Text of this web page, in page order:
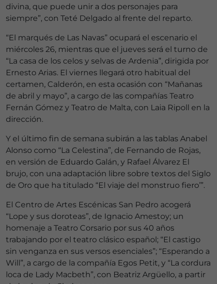
divina, que puede unir a dos personajes para
siempre”, con Teté Delgado al frente del reparto.
“El marqués de Las Navas” ocupará el escenario el
miércoles 26, mientras que el jueves será el turno de
“La casa de los celos y selvas de Ardenia”, dirigida por
Ernesto Arias. El viernes llegará otro habitual del
certamen, Calderón, en esta ocasión con “Mañanas
de abril y mayo”, a cargo de las compañías Teatro
Fernán Gómez y Teatro de Malta, con Laia Ripoll en la
dirección.
Y el último fin de semana subirán a las tablas Anabel
Alonso como “La Celestina”, de Fernando de Rojas,
en versión de Eduardo Galán, y Rafael Álvarez El
brujo, con una adaptación libre sobre textos del Siglo
de Oro que ha titulado “El viaje del monstruo fiero’”.
El Centro de Artes Escénicas San Pedro acogerá
“Lope y sus doroteas”, de Ignacio Amestoy; un
homenaje a Teatro Corsario por sus 40 años
trabajando por el teatro clásico español; “El castigo
sin venganza en sus versos esenciales”; “Esperando a
Will”, a cargo de la compañía Egos Petit, y “La cordura
loca de Lady Macbeth”, con Beatriz Argüello, a partir